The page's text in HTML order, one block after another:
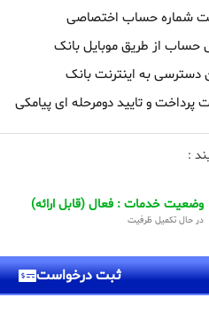
شماره حساب اختصاصی
حساب از طریق موبایل بانک
دسترسی به اینترنت بانک
پرداخت و تایید دومرحله ای پیامکی
:
وضعیت خدمات : فعال (قابل ارائه)
در حال تکمیل ظرفیت
ثبت درخواست